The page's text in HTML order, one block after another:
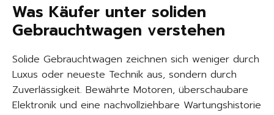
Was Käufer unter soliden
Gebrauchtwagen verstehen
Solide Gebrauchtwagen zeichnen sich weniger durch
Luxus oder neueste Technik aus, sondern durch
Zuverlässigkeit. Bewährte Motoren, überschaubare
Elektronik und eine nachvollziehbare Wartungshistorie